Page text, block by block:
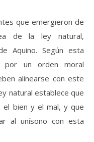
de la ley natural,
Aquino. Según esta
por un orden moral
alinearse con este
natural establece que
el bien y el mal, y que
al unísono con esta